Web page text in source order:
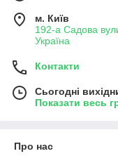
м. Київ
192-а Садова
Україна
Контакти
Сьогодні
Показати весь
Про нас